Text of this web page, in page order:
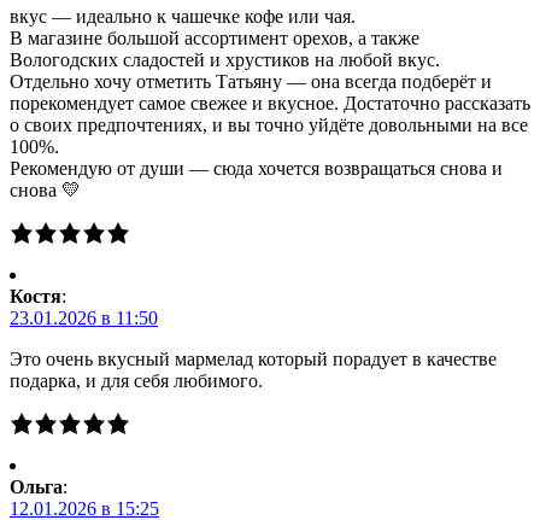
вкус — идеально к чашечке кофе или чая.
В магазине большой ассортимент орехов, а также
Вологодских сладостей и хрустиков на любой вкус.
Отдельно хочу отметить Татьяну — она всегда подберёт и
порекомендует самое свежее и вкусное. Достаточно рассказать
о своих предпочтениях, и вы точно уйдёте довольными на все
100%.
Рекомендую от души — сюда хочется возвращаться снова и
снова 💛
Костя:
23.01.2026 в 11:50
Это очень вкусный мармелад который порадует в качестве
подарка, и для себя любимого.
Ольга:
12.01.2026 в 15:25